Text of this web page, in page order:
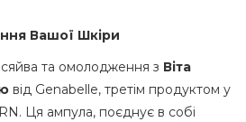
Вашої Шкіри
сяйва та омолодження з Віта
від Genabelle, третім продуктом у
Ця ампула, поєднує в собі